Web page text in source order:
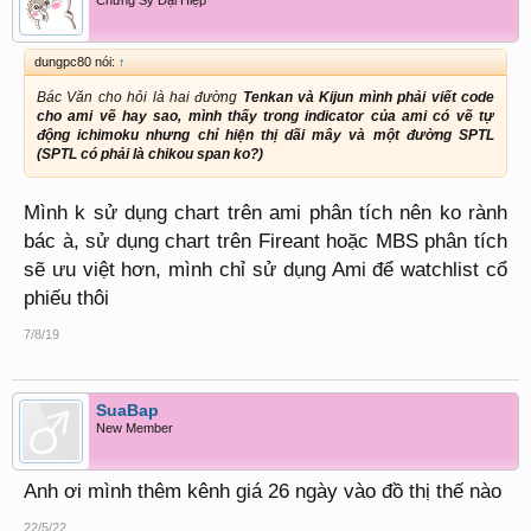
+Chúng ta bắt đầu từ ngày 14.6.2018 của chỉ số SP500 bắt đầu từ
ngày này kijun đã phẳng bởi vì sau ngày này giá không vượt qua được
mức 2789.06 nữa vì thế Kijun phẳng báo hiệu cho chúng ta biết điều
đó.Các bạn thấy kể cả kênh giá cũng đi phẳng
+Một điều đặc biệt là khi kijun bắt đầu phẳng giá có xu hướng bị hút về
nó, đây được biểu thị là sự cân bằng về giá đứng như cái tên “ichimoku
kinko hyo” “Cái nhìn thoáng qua và sự cân bằng”.
+Sự thay đổi của Kijun
_Mình dung từ dân dã hơn là “nhích” lên hoặc xuống của Kijun và vì
sao có sự thay đổi đó. Có 2 tình huống làm Kijun thay đổi.
1/ Phá vỡ kênh giá cao/thấp nhất
Mời các bạn xem hình
+Như các bạn thấy khi giá breakout kênh thì Kijun cũng nhích lên theo
bởi vì lúc này đã có sự thay đổi “GIÁ CAO NHẤT TRONG 26 NGÀY”,
các bạn kéo lùi về 26 cây nến cộng lại chia ra sẽ thấy ngay, rất dễ hiểu
dungpc80 nói: ↑
Bác Văn cho hỏi là hai đường Tenkan vàKijun mình phải viết code
cho ami vẽ hay sao, mình thấy trong indicator của ami có vẽ tự
động ichimoku nhưng chỉ hiện thị dãi mây và một đường SPTL
(SPTL có phải là chikou span ko?)
Mình k sử dụng chart trên ami phân tích nên ko rành
bác à, sử dụng chart trên Fireant hoặc MBS phân tích
sẽ ưu việt hơn, mình chỉ sử dụng Ami để watchlist cổ
phiếu thôi
7/8/19
SuaBap
New Member
Anh ơi mình thêm kênh giá 26 ngày vào đồ thị thế nào
22/5/22